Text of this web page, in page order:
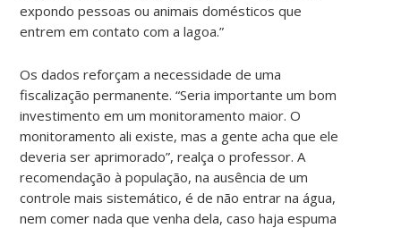
expondo pessoas ou animais domésticos que
entrem em contato com a lagoa.”
Os dados reforçam a necessidade de uma
fiscalização permanente. “Seria importante um bom
investimento em um monitoramento maior. O
monitoramento ali existe, mas a gente acha que ele
deveria ser aprimorado”, realça o professor. A
recomendação à população, na ausência de um
controle mais sistemático, é de não entrar na água,
nem comer nada que venha dela, caso haja espuma